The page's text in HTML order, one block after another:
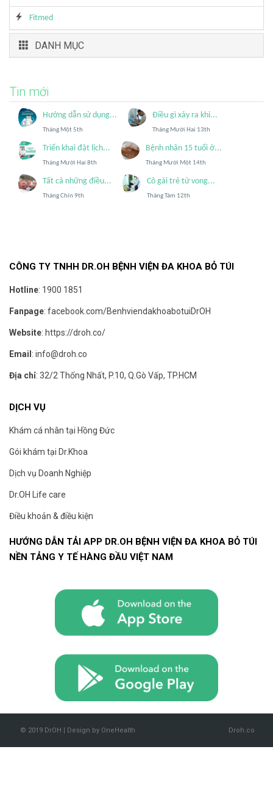
Fitmed
DANH MỤC
Tin mới
Hướng dẫn sử dụng...
Tháng Một 5th
Điều gì xảy ra khi...
Tháng Mười Hai 13th
Triển khai đặt lịch...
Tháng Mười Hai 8th
Bệnh nhân 15 tuổi ở...
Tháng Mười Một 14th
Tất cả những điều...
Tháng Chín 9th
Cô gái trẻ tử vong...
Tháng Tám 12th
CÔNG TY TNHH DR.OH BỆNH VIỆN ĐA KHOA BỎ TÚI
Hotline: 1900 1851
Fanpage: facebook.com/BenhviendakhoabotuiDrOH
Website: https://droh.co/
Email : info@droh.co
Địa chỉ: 32/2 Thống Nhất, P.10, Q.Gò Vấp, TP.HCM
DỊCH VỤ
Khám cá nhân tại Hồng Đức
Gói khám tại Dr.Khoa
Dịch vụ Doanh Nghiệp
Dr.OH Life care
Điều khoản & điều kiện
HƯỚNG DẪN TẢI APP DR.OH BỆNH VIỆN ĐA KHOA BỎ TÚI
NỀN TẢNG Y TẾ HÀNG ĐẦU VIỆT NAM
© 2019 DrOH | Design by OneHealth Droh.co